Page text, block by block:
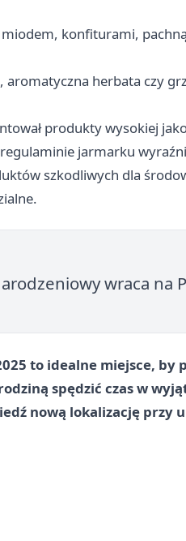
miodem, konfiturami,
aromatyczna herbata czy
produkty wysokiej
jarmarku
szkodliwych dla
wraca na
to idealne miejsce, by
spędzić czas w
nową lokalizację przy